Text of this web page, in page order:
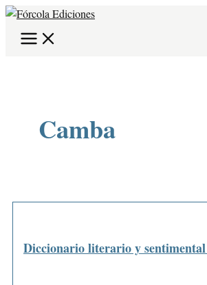
Ir
contenido
Camba
Diccionario literario y
B